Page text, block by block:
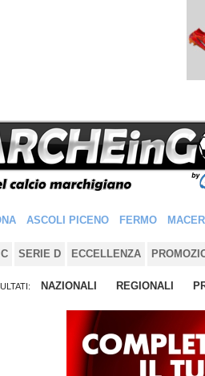
ASCOLI PICENO FERMO
SERIE D ECCELLENZA
NAZIONALI REGIONALI